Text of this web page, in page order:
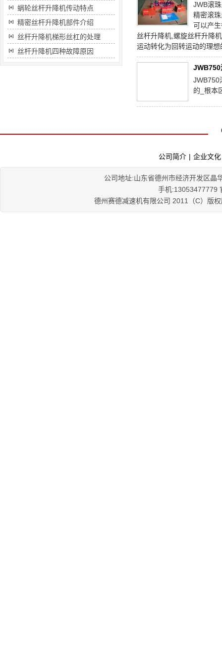
JWB滚
精密滚
可以产
丝杆升降机,螺旋丝杆升降
运动转化为回转运动的理想
JWB750
JWB750
的_根本
蜗轮丝杆升降机传动特点
精密丝杆升降机部件介绍
丝杆升降机梯形丝杠的处理
丝杆升降机四种故障原因
公司简介 | 企业文化
公司地址:山东省德州市经济开发区
手机:13053477779
德州赛德减速机有限公司 2011（C）版